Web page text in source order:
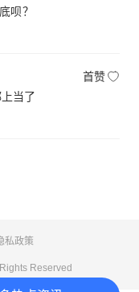
呗？
首赞
当了
私政策
Reserved